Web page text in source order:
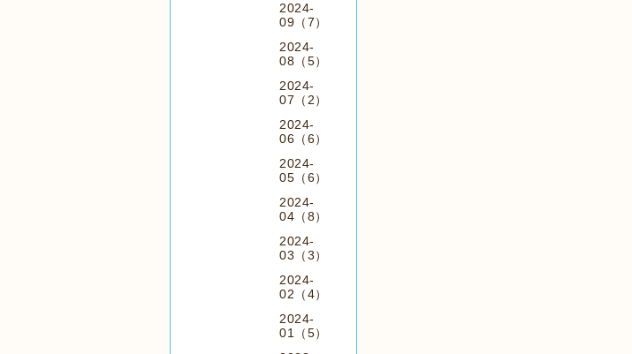
2024-
09（7）
2024-
08（5）
2024-
07（2）
2024-
06（6）
2024-
05（6）
2024-
04（8）
2024-
03（3）
2024-
02（4）
2024-
01（5）